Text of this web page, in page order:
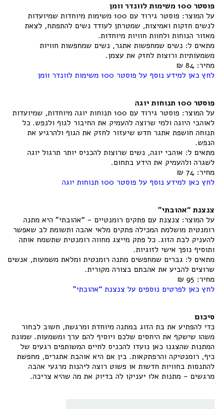
פוסטר 100 משימות לוונדר וומן
על המוצר: פוסטר גירוד עם 100 משימות מיוחדות שמיועדות
לנשים חזקות ואמיצות, שמטרתן לעודד נשים להתפתח, לצאת
מאזור הנוחות ולחוות חוויות מיוחדות.
מתאים ל: נשים שמחפשות אתגר, נשים שמחפשות חוויות
משמעותיות ורוצות לחזק את עצמן.
מחיר: 84 ₪
לחץ כאן למידע נוסף על פוסטר 100 משימות לוונדר וומן
פוסטר 100 תנוחות יוגה
על המוצר: פוסטר גירוד עם 100 תנוחות יוגה מיוחדות, שמיועדות
לאוהבי היוגה ולמי שרוצה להעמיק את החיבור לגוף ולנפש. כל
תנוחה חושפת אתגר חדש שיעזור לחזק את הגוף ולהרגיע את
הנפש.
מתאים ל: אוהבי יוגה, נשים שרוצות להכניס יותר תרגול יוגה
לשגרה ולהעמיק את הידע בתחום.
מחיר: 74 ₪
לחץ כאן למידע נוסף על פוסטר 100 תנוחות יוגה
צנצנת “אהובתי”
על המוצר: צנצנת עם פתקים רומנטיים – “אהובתי” היא מתנה
רומנטית מושלמת המכילה פתקים מלאי אהבה ותשומת לב שאפשר
להעניק לבת הזוג. כל פתק מייצג מחווה רומנטית שתשמח אותה
ותוסיף נופך אישי לזוגיות.
מתאים ל: גברים שמחפשים מתנה רומנטית ומלאת משמעות, אנשים
שרוצים להביע את אהבתם בצורה מקורית.
מחיר: 95 ₪
לחץ כאן לפרטים נוספים על צנצנת “אהובתי”
סיכום
כדי להפתיע את בת הזוג במתנה מיוחדת ומרגשת, חשוב לבחור
משהו שישקף את היחסים שלכם ויוסיף להם ערך ומשמעות. שמונת
המתנות שהצגנו כאן נועדו להכניס לחיים המשותפים רגעים של
כיף, רומנטיקה והרפתקאות. בין אם היא אוהבת אתגרים, מחפשת
להתנסות בחוויות חדשות או פשוט רוצה ליהנות מרגעי אהבה
מרגשים – מתנות אלו יעניקו לה בדיוק את מה שהיא צריכה.